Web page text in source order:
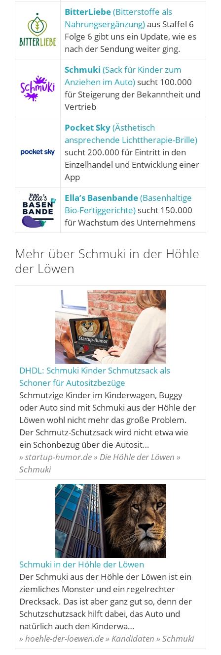
BitterLiebe(Bitterstoffe als
Nahrungsergänzung)aus Staffel 6
Folge 6 gibt uns ein Update, wie es
nach der Sendung weiter ging.
Schmuki (Sack für Kinder zum
Anziehen im Auto) sucht 100.000
für Steigerung der Bekanntheit und
Vertrieb
Pocket Sky(Ästhetisch
ansprechende Lichttherapie-Brille)
sucht 200.000 für Eintritt in den
Einzelhandel und Entwicklung einer
App
Ella’s Basenbande(Basenhaltige
Bio-Fertiggerichte) sucht 150.000
für Wachstum des Unternehmens
Mehr über Schmuki in der Höhle
der Löwen
DHDL: Schmuki Kinder Schmutzsack als
Schoner für Autositzbezüge
Schmutzige Kinder im Kinderwagen, Buggy
oder Auto sind mit Schmuki aus der Höhle der
Löwen wohl nicht mehr das große Problem.
Der Schmutz-Schutzsack wird nicht etwa wie
ein Schonbezug über die Autosit…
» startup-humor.de » Die Höhle der Löwen »
Schmuki
Schmuki in der Höhle der Löwen
Der Schmuki aus der Höhle der Löwen ist ein
ziemliches Monster und ein regelrechter
Drecksack. Das ist aber ganz gut so, denn der
Schutzschutzsack hilft dabei, das Auto und
natürlich auch den Kinderwa…
» hoehle-der-loewen.de » Kandidaten » Schmuki